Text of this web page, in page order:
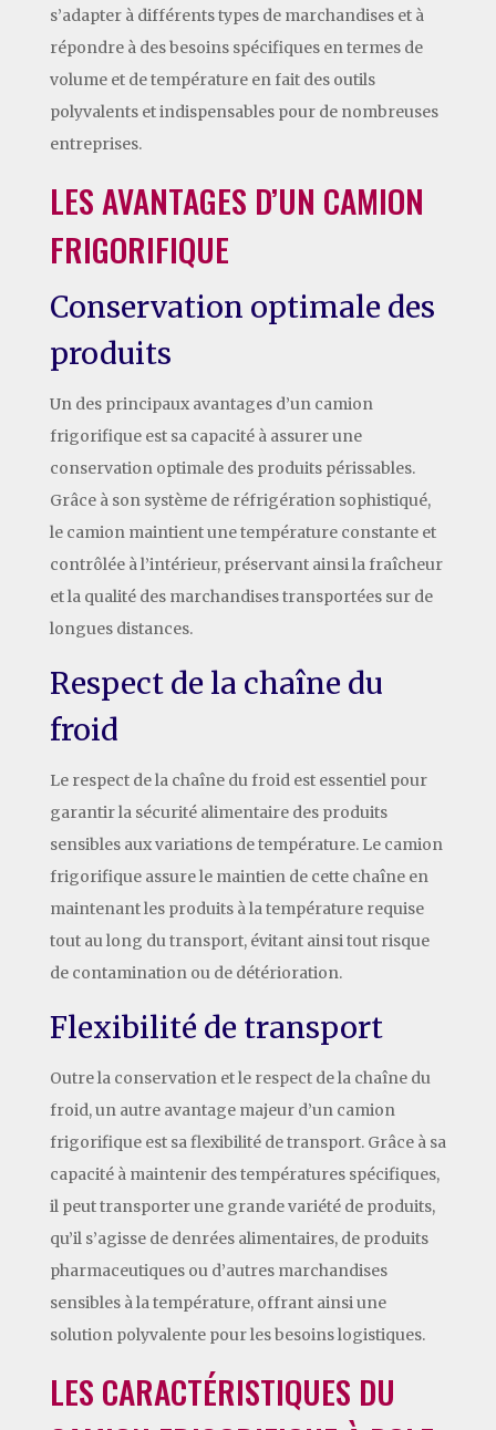
s’adapter à différents types de marchandises et à
répondre à des besoins spécifiques en termes de
volume et de température en fait des outils
polyvalents et indispensables pour de nombreuses
entreprises.
LES AVANTAGES D’UN CAMION
FRIGORIFIQUE
Conservation optimale des
produits
Un des principaux avantages d’un camion
frigorifique est sa capacité à assurer une
conservation optimale des produits périssables.
Grâce à son système de réfrigération sophistiqué,
le camion maintient une température constante et
contrôlée à l’intérieur, préservant ainsi la fraîcheur
et la qualité des marchandises transportées sur de
longues distances.
Respect de la chaîne du
froid
Le respect de la chaîne du froid est essentiel pour
garantir la sécurité alimentaire des produits
sensibles aux variations de température. Le camion
frigorifique assure le maintien de cette chaîne en
maintenant les produits à la température requise
tout au long du transport, évitant ainsi tout risque
de contamination ou de détérioration.
Flexibilité de transport
Outre la conservation et le respect de la chaîne du
froid, un autre avantage majeur d’un camion
frigorifique est sa flexibilité de transport. Grâce à sa
capacité à maintenir des températures spécifiques,
il peut transporter une grande variété de produits,
qu’il s’agisse de denrées alimentaires, de produits
pharmaceutiques ou d’autres marchandises
sensibles à la température, offrant ainsi une
solution polyvalente pour les besoins logistiques.
LES CARACTÉRISTIQUES DU